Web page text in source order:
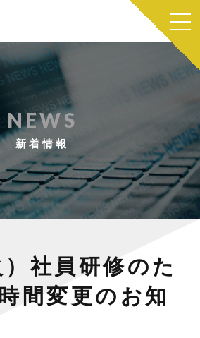
NEWS
新着情報
社員研修のた
間変更のお知